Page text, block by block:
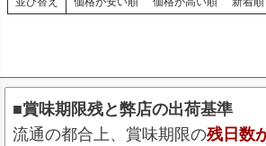
■賞味期限残と弊店の出荷基準
流通の都合上、賞味期限の残日数